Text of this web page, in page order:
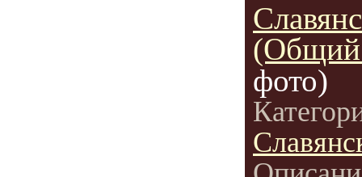
(Общий
фото)